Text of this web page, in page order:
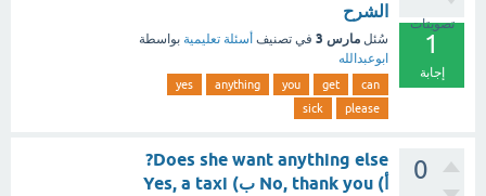
تصويتات
1
إجابة
الشرح
سُئل مارس 3 في تصنيف أسئلة تعليمية بواسطة
ابوعبدالله
can
get
you
anything
yes
please
sick
0
Does she want anything else?
أ) No, thank you ب) Yes, a taxi